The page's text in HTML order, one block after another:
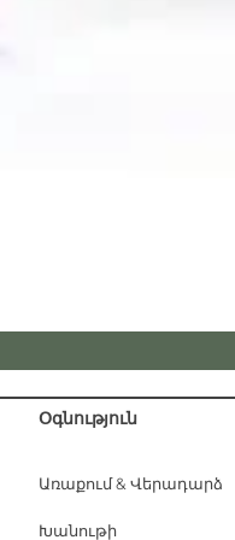
Օգնություն
Առաքում & Վերադարձ
Խանութի